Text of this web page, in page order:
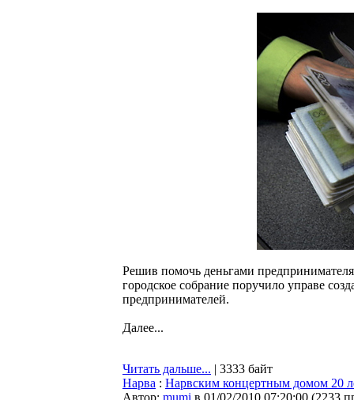
Решив помочь деньгами
городское собрание поручило управе
предпринимателей.
Далее...
Читать дальше... | 3333 байт
Нарва : Нарвским концертным домом 20
Автор: mumi в 01/02/2010 07:20:00 (2233